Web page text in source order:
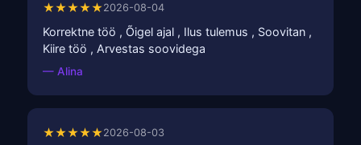
★★★★★2026-08-04
Korrektne töö , Õigel ajal , Ilus tulemus , Soovitan ,
Kiire töö , Arvestas soovidega
— Alina
★★★★★2026-08-03